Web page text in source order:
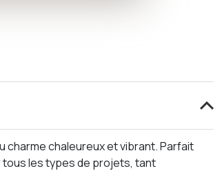
charme chaleureux et vibrant. Parfait
tous les types de projets, tant